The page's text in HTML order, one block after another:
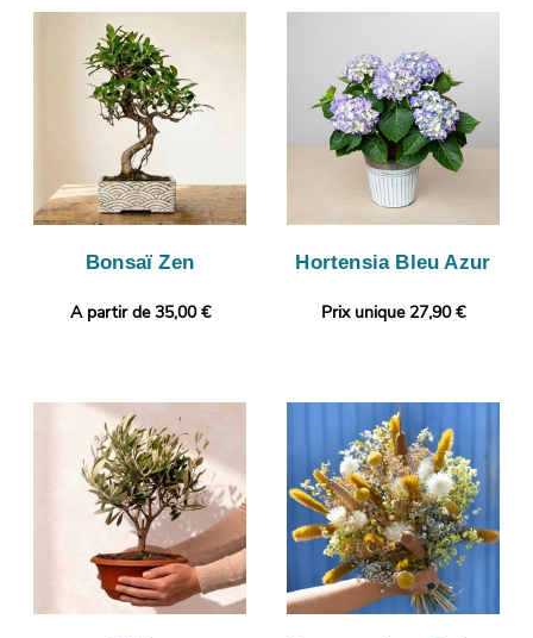
Bonsaï Zen
A partir de 35,00 €
Hortensia Bleu Azur
Prix unique 27,90 €